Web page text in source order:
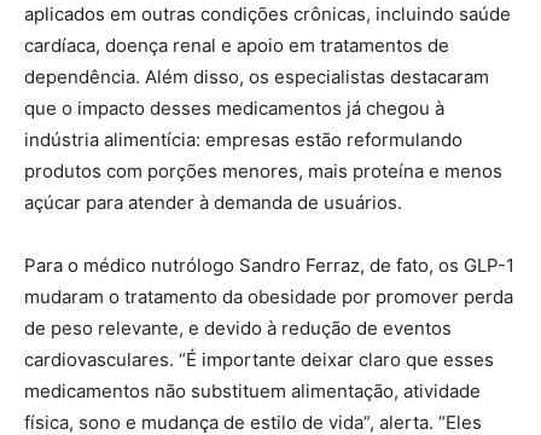
aplicados em outras condições crônicas, incluindo saúde
cardíaca, doença renal e apoio em tratamentos de
dependência. Além disso, os especialistas destacaram
que o impacto desses medicamentos já chegou à
indústria alimentícia: empresas estão reformulando
produtos com porções menores, mais proteína e menos
açúcar para atender à demanda de usuários.
Para o médico nutrólogo Sandro Ferraz, de fato, os GLP-1
mudaram o tratamento da obesidade por promover perda
de peso relevante, e devido à redução de eventos
cardiovasculares. “É importante deixar claro que esses
medicamentos não substituem alimentação, atividade
física, sono e mudança de estilo de vida”, alerta. “Eles